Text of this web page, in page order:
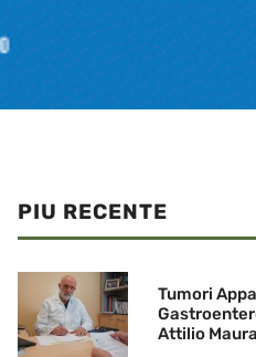
PIU RECENTE
Tumori
Attilio